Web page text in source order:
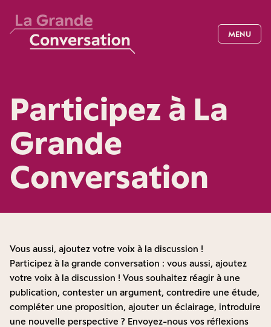
MENU
Participez à La
Grande
Conversation
Vous aussi, ajoutez votre voix à la discussion !
Participez à la grande conversation : vous aussi, ajoutez
votre voix à la discussion ! Vous souhaitez réagir à une
publication, contester un argument, contredire une étude,
compléter une proposition, ajouter un éclairage, introduire
une nouvelle perspective ? Envoyez-nous vos réflexions